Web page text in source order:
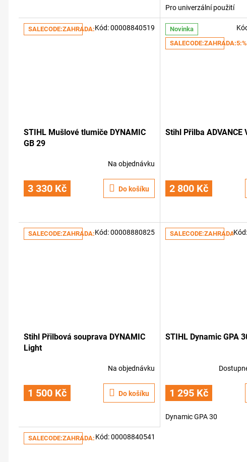
Pro univerzální použití
SALECODE:ZAHRADA:5:%
STIHL Mušlové tlumiče DYNAMIC
GB 29
Na objednávku
3 330 Kč Do košíku
Kód:00008840519
Novinka
SALECODE:ZAHRADA:5:%
Stihl Přilba ADVANCE
2 800 Kč
SALECODE:ZAHRADA:5:%
Stihl Přilbová souprava DYNAMIC
Light
Na objednávku
1 500 Kč Do košíku
Kód:00008880825 SALECODE:ZAHRADA:5:%
STIHL Dynamic GPA
1 295 Kč
Dynamic GPA 30
Kód:
SALECODE:ZAHRADA:5:%
Kód:00008840541